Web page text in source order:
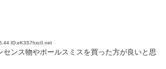
ID:eK3S7hxc0.net
ンス物やポールスミスを買った方が良いと思